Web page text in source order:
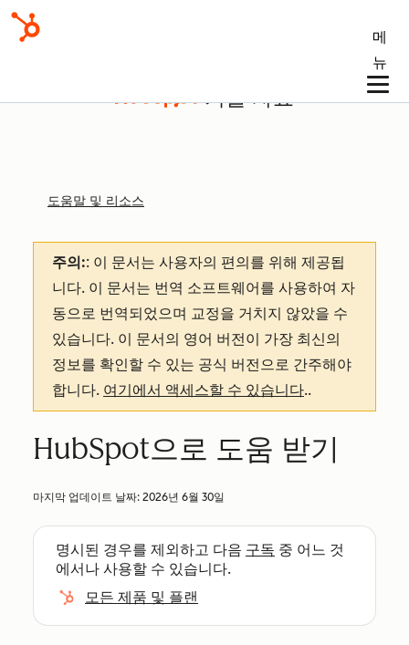
메
뉴
기술 자료
도움말 및 리소스
주의:: 이 문서는 사용자의 편의를 위해 제공됩
니다. 이 문서는 번역 소프트웨어를 사용하여 자
동으로 번역되었으며 교정을 거치지 않았을 수
있습니다. 이 문서의 영어 버전이 가장 최신의
정보를 확인할 수 있는 공식 버전으로 간주해야
합니다. 여기에서 액세스할 수 있습니다..
HubSpot으로 도움 받기
마지막 업데이트 날짜: 2026년 6월 30일
명시된 경우를 제외하고 다음 구독 중 어느 것
에서나 사용할 수 있습니다.
모든 제품 및 플랜